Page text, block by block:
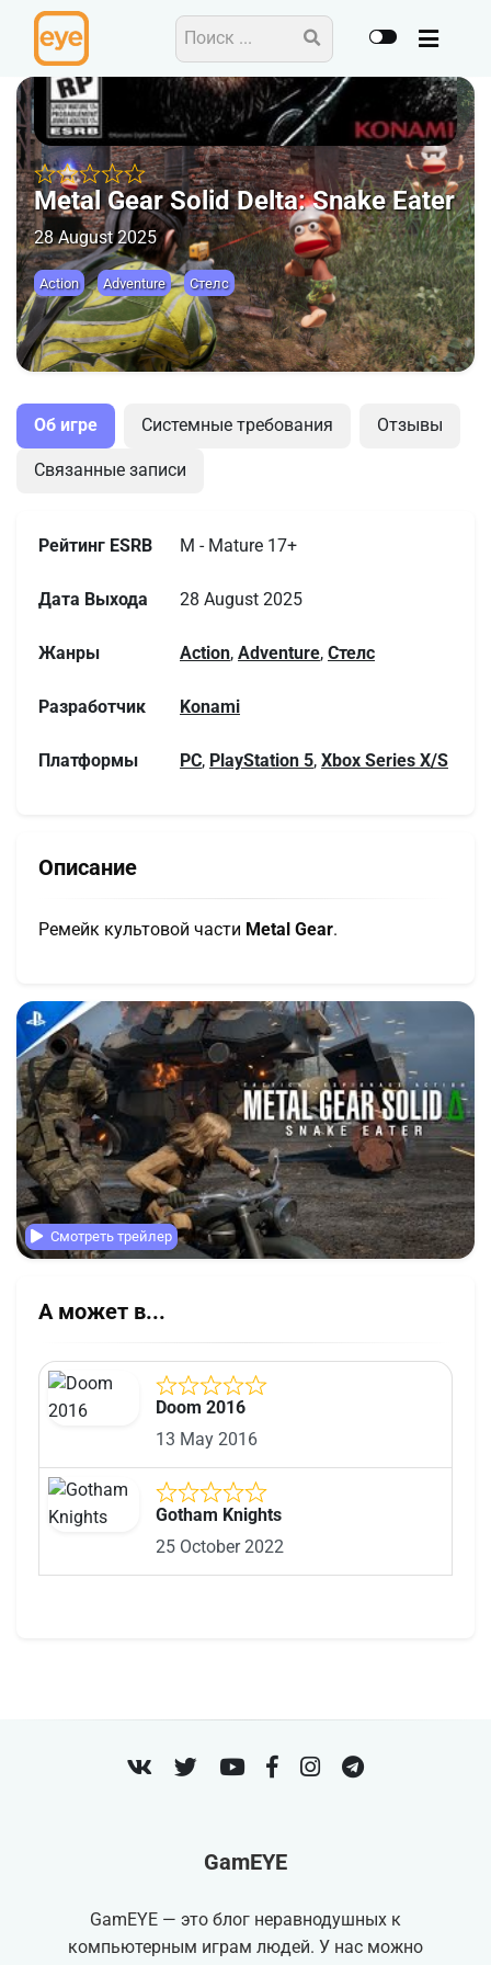
Metal Gear Solid Delta: Snake Eater
28 August 2025
Action Adventure Стелс
Об игре Системные требования Отзывы
Связанные записи
Рейтинг ESRB M - Mature 17+
Дата Выхода 28 August 2025
Жанры Action, Adventure, Стелс
Разработчик Konami
Платформы PC, PlayStation 5, Xbox Series X/S
Описание
Ремейк культовой части Metal Gear.
Смотреть трейлер
А может в...
Doom 2016
13 May 2016
Gotham Knights
25 October 2022
GamEYE
GamEYE — это блог неравнодушных к
компьютерным играм людей. У нас можно